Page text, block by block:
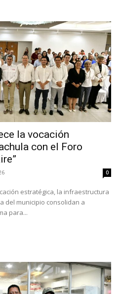
la vocación
con el Foro
0
estratégica, la infraestructura
del municipio consolidan a
para...